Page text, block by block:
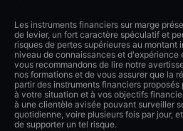
Les instruments financiers sur marge
de levier, un fort caractère spéculatif et
risques de pertes supérieures au montant
niveau de connaissances et d'expérience
vous recommandons de lire notre
nos formations et de vous assurer que la
partir des instruments financiers
à votre situation et à vos objectifs
à une clientèle avisée pouvant surveiller
quotidienne, voire plusieurs fois par jour,
de supporter un tel risque.